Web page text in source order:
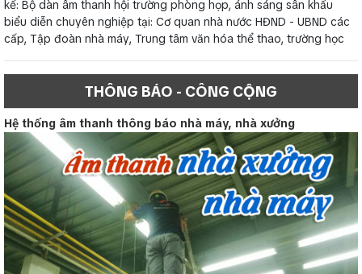
kế: Bộ dàn âm thanh hội trường phòng họp, ánh sáng sân khấu
biểu diễn chuyên nghiệp tại: Cơ quan nhà nước HĐND - UBND các
cấp, Tập đoàn nhà máy, Trung tâm văn hóa thể thao, trường học
THÔNG BÁO - CÔNG CỘNG
Hệ thống âm thanh thông báo nhà máy, nhà xưởng